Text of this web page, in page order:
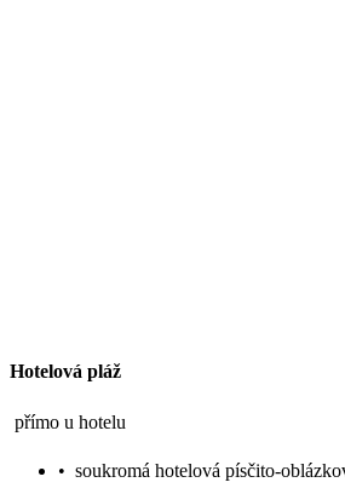
Hotelová pláž
přímo u hotelu
• soukromá hotelová písčito-